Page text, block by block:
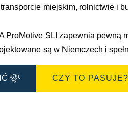
miejskim, rolnictwie i
ProMotive SLI zapewnia
są w Niemczech i
CZY TO PASUJE?